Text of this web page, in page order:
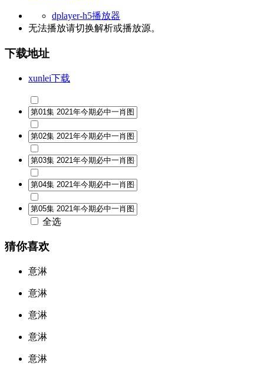
dplayer-h5播放器
无法播放请切换解析或播放源。
下载地址
xunlei下载
全选
猜你喜欢
意淋
意淋
意淋
意淋
意淋